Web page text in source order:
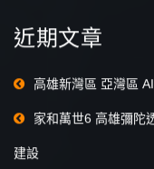
近期文章
高雄新灣區 亞灣區
家和萬世6 高雄彌陀
建設